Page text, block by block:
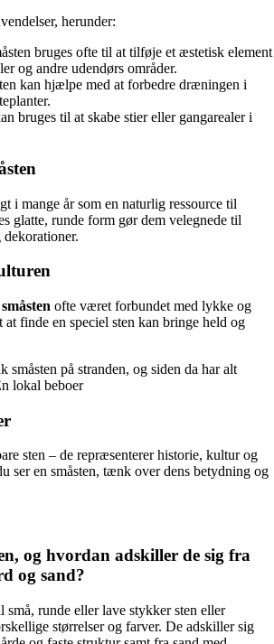
herunder:
bruges ofte til at tilføje et æstetisk element
og andre udendørs områder.
kan hjælpe med at forbedre dræningen i
bruges til at skabe stier eller gangarealer i
i mange år som en naturlig ressource til
glatte, runde form gør dem velegnede til
småsten ofte været forbundet med lykke og
at finde en speciel sten kan bringe held og
småsten på stranden, og siden da har alt
lokal beboer
sten – de repræsenterer historie, kultur og
ser en småsten, tænk over dens betydning og
og hvordan adskiller de sig fra
og sand?
små, runde eller lave stykker sten eller
størrelser og farver. De adskiller sig